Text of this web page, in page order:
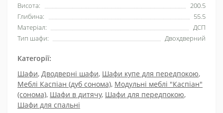
Висота:
200.5
Глибина:
55.5
Матеріал:
ДСП
Тип шафи:
Двохдверний
Категорії:
Шафи, Дводверні шафи, Шафи купе для передпокою,
Меблі Каспіан (дуб сонома), Модульні меблі "Каспіан"
(сонома), Шафи в дитячу, Шафи для передпокою,
Шафи для спальні